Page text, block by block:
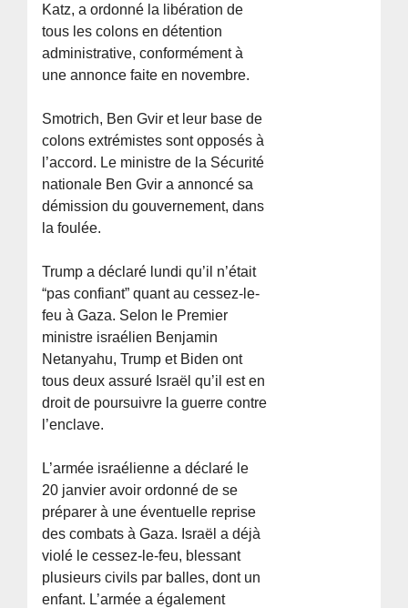
Katz, a ordonné la libération de
tous les colons en détention
administrative, conformément à
une annonce faite en novembre.
Smotrich, Ben Gvir et leur base de
colons extrémistes sont opposés à
l’accord. Le ministre de la Sécurité
nationale Ben Gvir a annoncé sa
démission du gouvernement, dans
la foulée.
Trump a déclaré lundi qu’il n’était
“pas confiant” quant au cessez-le-
feu à Gaza. Selon le Premier
ministre israélien Benjamin
Netanyahu, Trump et Biden ont
tous deux assuré Israël qu’il est en
droit de poursuivre la guerre contre
l’enclave.
L’armée israélienne a déclaré le
20 janvier avoir ordonné de se
préparer à une éventuelle reprise
des combats à Gaza. Israël a déjà
violé le cessez-le-feu, blessant
plusieurs civils par balles, dont un
enfant. L’armée a également